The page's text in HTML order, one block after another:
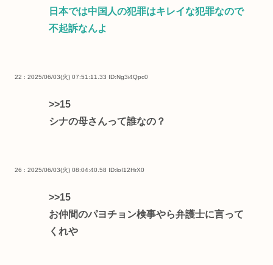
日本では中国人の犯罪はキレイな犯罪なので
不起訴なんよ
22 : 2025/06/03(火) 07:51:11.33 ID:Ng3i4Qpc0
>>15
シナの母さんって誰なの？
26 : 2025/06/03(火) 08:04:40.58 ID:loI12HrX0
>>15
お仲間のパヨチョン検事やら弁護士に言って
くれや